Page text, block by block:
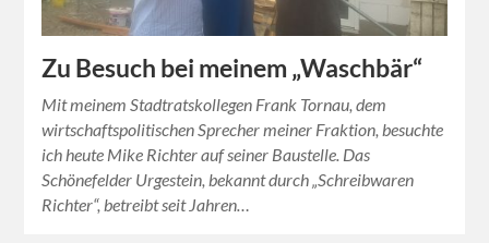
Zu Besuch bei meinem „Waschbär“
Mit meinem Stadtratskollegen Frank Tornau, dem
wirtschaftspolitischen Sprecher meiner Fraktion, besuchte
ich heute Mike Richter auf seiner Baustelle. Das
Schönefelder Urgestein, bekannt durch „Schreibwaren
Richter“, betreibt seit Jahren…